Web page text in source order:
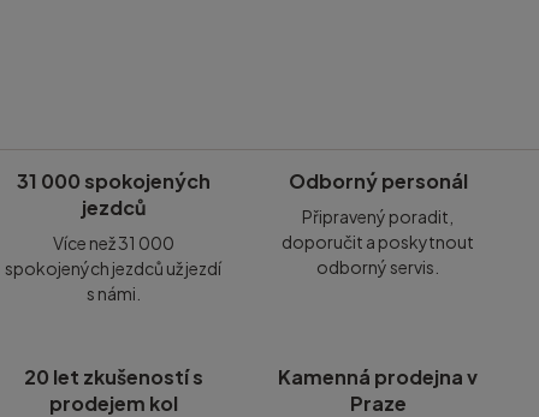
31 000 spokojených
jezdců
Více než 31 000
spokojených jezdců už jezdí
s námi.
Odborný personál
Připravený poradit,
doporučit a poskytnout
odborný servis.
20 let zkušeností s
prodejem kol
Kamenná prodejna v
Praze